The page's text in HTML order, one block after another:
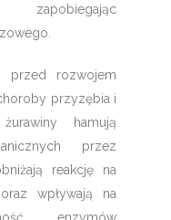
zapobiegając
przed rozwojem
przyzębia i
hamują
przez
reakcję na
wpływają na